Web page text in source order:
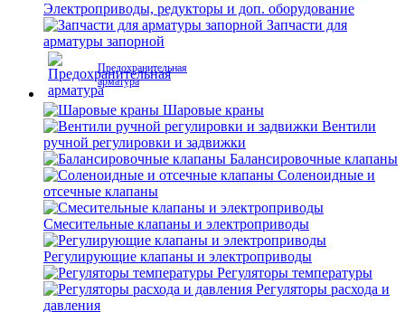
Электроприводы, редукторы и доп. оборудование
Запчасти для
арматуры запорной
Предохранительная
арматура
Шаровые краны
Вентили
ручной регулировки и задвижки
Балансировочные клапаны
Соленоидные и
отсечные клапаны
Смесительные клапаны и электроприводы
Регулирующие клапаны и электроприводы
Регуляторы температуры
Регуляторы расхода и
давления